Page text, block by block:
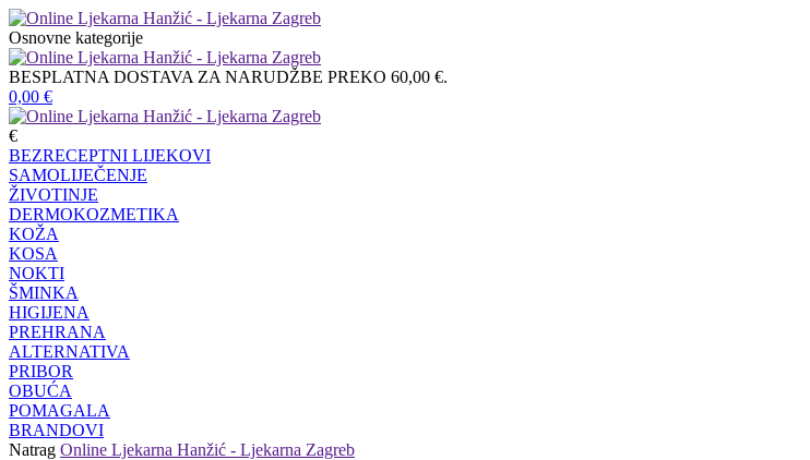
Osnovne kategorije
BESPLATNA DOSTAVA ZA NARUDŽBE PREKO 60,00 €.
0,00 €
€
BEZRECEPTNI LIJEKOVI
SAMOLIJEČENJE
ŽIVOTINJE
DERMOKOZMETIKA
KOŽA
KOSA
NOKTI
ŠMINKA
HIGIJENA
PREHRANA
ALTERNATIVA
PRIBOR
OBUĆA
POMAGALA
BRANDOVI
Natrag Online Ljekarna Hanžić - Ljekarna Zagreb